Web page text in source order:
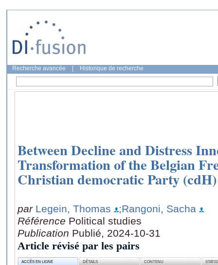
Recherche avancée Historique de recherche
Between Decline and Distress
Transformation of the Belgian
Christian democratic Party (cdH)
par Legein, Thomas
;Rangoni, Sacha
Référence Political studies
Publication Publié, 2024-10-31
Article révisé par les pairs
ACCÈS EN LIGNE DÉTAILS CONTENU